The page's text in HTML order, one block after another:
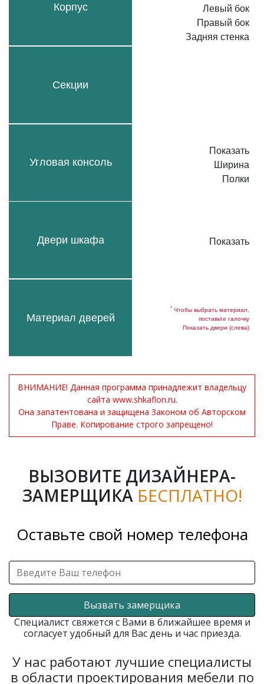
Корпус
Секции
Угловая консоль
Двери шкафа
Материал дверей
Левый бок
Правый бок
Задняя стенка
Показать
Ширина
Полки
Показать
* Чтобы выбрать материал,
поставьте галочку
Показать двери (слева)
ВНИМАНИЕ! Данная программа принадлежит владельцу
сайта www.shkaflon.ru.
Она запатентована и защищена Законом об Авторском
Праве. Копирование строго запрещено!
ВЫЗОВИТЕ ДИЗАЙНЕРА-
ЗАМЕРЩИКА БЕСПЛАТНО!
Оставьте свой номер телефона
Вызвать замерщика
Специалист свяжется с Вами в ближайшее время и
согласует удобный для Вас день и час приезда.
У нас работают лучшие специалисты
в области проектирования мебели по